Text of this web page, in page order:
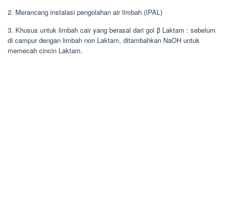
2. Merancang instalasi pengolahan air limbah (IPAL)
3. Khusus untuk limbah cair yang berasal dari gol β Laktam : sebelum
di campur dengan limbah non Laktam, ditambahkan NaOH untuk
memecah cincin Laktam.